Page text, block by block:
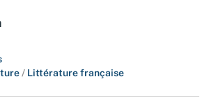
/ Littérature française